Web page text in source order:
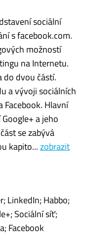
sociální
s facebook.com.
možností
na Internetu.
do dvou částí.
a vývoji sociálních
Facebook. Hlavní
a jeho
se zabývá
kapito...zobrazit
LinkedIn; Habbo;
Sociální síť;
Facebook